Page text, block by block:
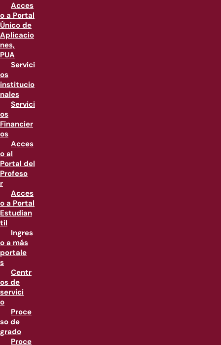
Acces
o a Portal
Único de
Aplicacio
nes,
PUA
Servici
os
institucio
nales
Servici
os
Financier
os
Acces
o al
Portal del
Profeso
r
Acces
o a Portal
Estudian
til
Ingres
o a más
portale
s
Centr
os de
servici
o
Proce
so de
grado
Proce